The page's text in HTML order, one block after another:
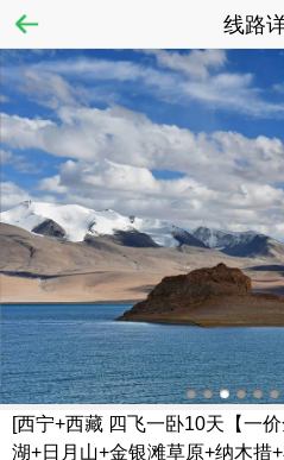
线路
[西宁+西藏 四飞一卧10天【一
湖+日月山+金银滩草原+纳木措